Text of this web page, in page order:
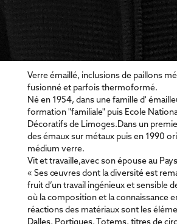
Verre émaillé, inclusions de paillons
fusionné et parfois thermoformé.
Né en 1954, dans une famille d'
formation "familiale" puis Ecole
Décoratifs de Limoges.Dans un
des émaux sur métaux puis en 1990
médium verre.
Vit et travaille,avec son épouse au
« Ses œuvres dont la diversité est
fruit d’un travail ingénieux et sensible
où la composition et la connaissance
réactions des matériaux sont les
Dalles, Portiques, Totems, titres de